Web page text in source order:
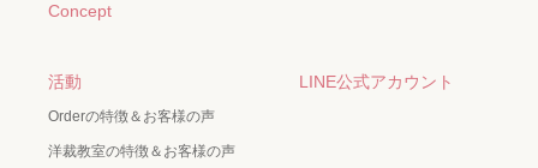
Concept
活動
Orderの特徴＆お客様の声
洋裁教室の特徴＆お客様の声
LINE公式アカウント